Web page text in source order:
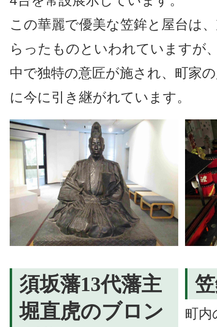
この華麗で優美な笠鉾と屋台は
らったものといわれていますが
中で独特の意匠が施され、町家
に今に引き継がれています。
須坂藩13代藩主
堀直虎のブロン
町内